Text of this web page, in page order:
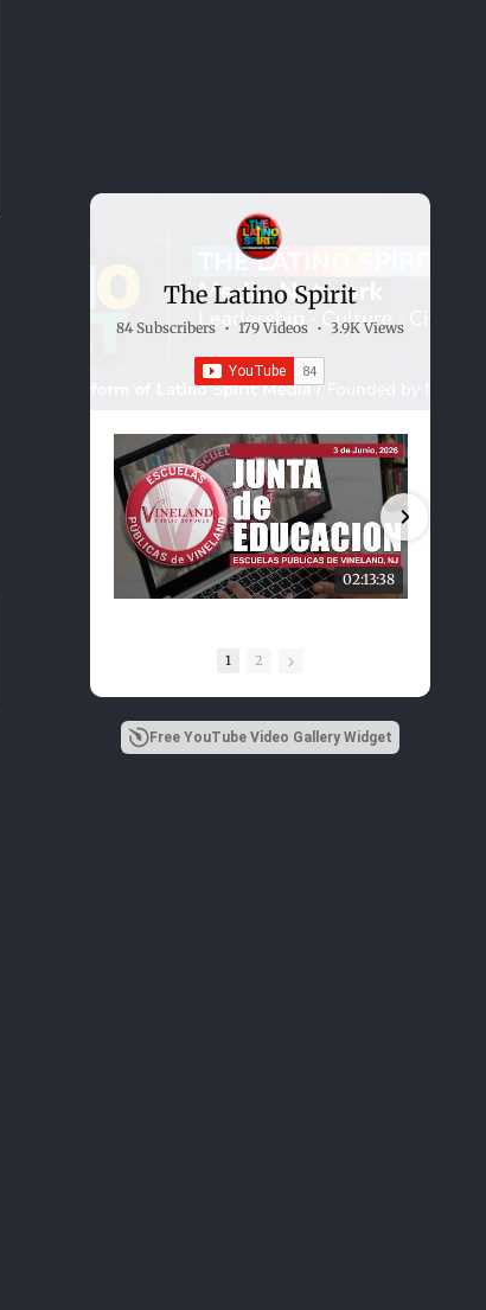
The Latino Spirit
84 Subscribers • 179 Videos • 3.9K Views
02:13:38
1 2
Free YouTube Video Gallery Widget